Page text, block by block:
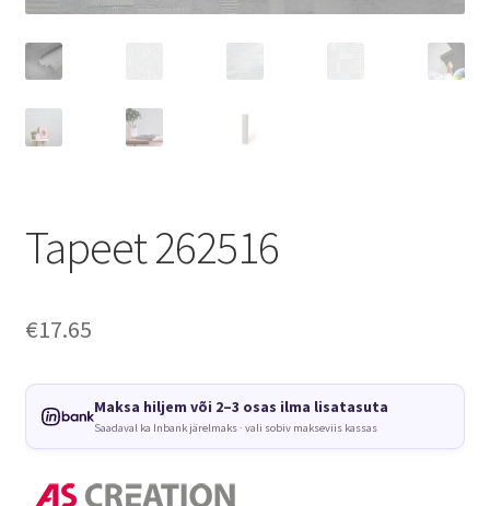
Tapeet 262516
€17.65
Maksa hiljem või 2–3 osas ilma lisatasuta
Saadaval ka Inbank järelmaks · vali sobiv makseviis kassas